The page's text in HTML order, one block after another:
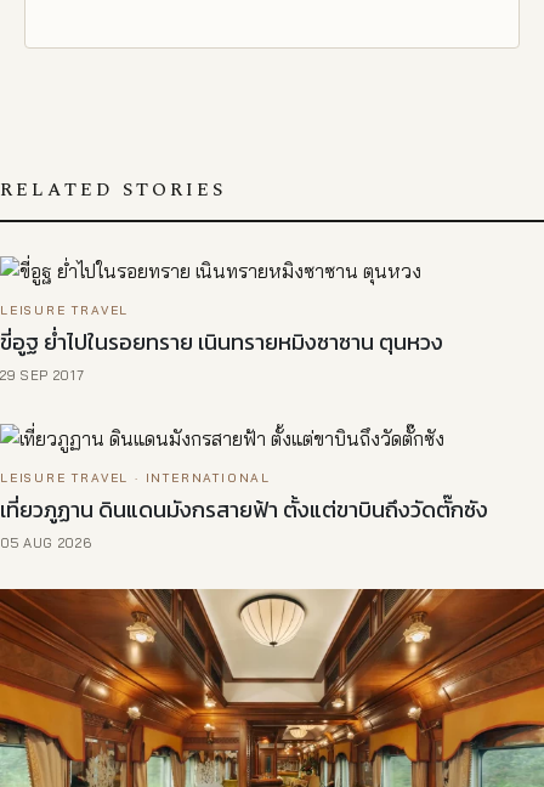
RELATED STORIES
LEISURE TRAVEL
ขี่อูฐ ย่ำไปในรอยทราย เนินทรายหมิงซาซาน ตุนหวง
29 SEP 2017
LEISURE TRAVEL · INTERNATIONAL
เที่ยวภูฏาน ดินแดนมังกรสายฟ้า ตั้งแต่ขาบินถึงวัดตั๊กซัง
05 AUG 2026